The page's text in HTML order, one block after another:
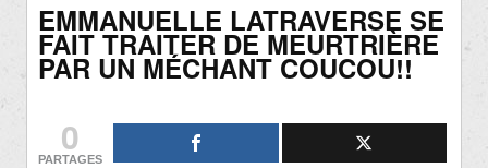
EMMANUELLE LATRAVERSE SE
FAIT TRAITER DE MEURTRIÈRE
PAR UN MÉCHANT COUCOU!!
0
PARTAGES